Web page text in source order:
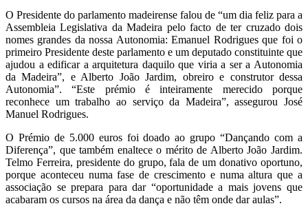
O Presidente do parlamento madeirense falou de “um dia feliz para a
Assembleia Legislativa da Madeira pelo facto de ter cruzado dois
nomes grandes da nossa Autonomia: Emanuel Rodrigues que foi o
primeiro Presidente deste parlamento e um deputado constituinte que
ajudou a edificar a arquitetura daquilo que viria a ser a Autonomia
da Madeira”, e Alberto João Jardim, obreiro e construtor dessa
Autonomia”. “Este prémio é inteiramente merecido porque
reconhece um trabalho ao serviço da Madeira”, assegurou José
Manuel Rodrigues.
O Prémio de 5.000 euros foi doado ao grupo “Dançando com a
Diferença”, que também enaltece o mérito de Alberto João Jardim.
Telmo Ferreira, presidente do grupo, fala de um donativo oportuno,
porque aconteceu numa fase de crescimento e numa altura que a
associação se prepara para dar “oportunidade a mais jovens que
acabaram os cursos na área da dança e não têm onde dar aulas”.